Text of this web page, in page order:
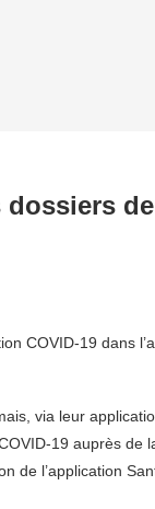
COVID-19 dans
via leur
19 auprès de
de l’application